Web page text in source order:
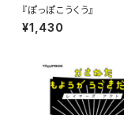
『ぽっぽこうくう』
¥1,430